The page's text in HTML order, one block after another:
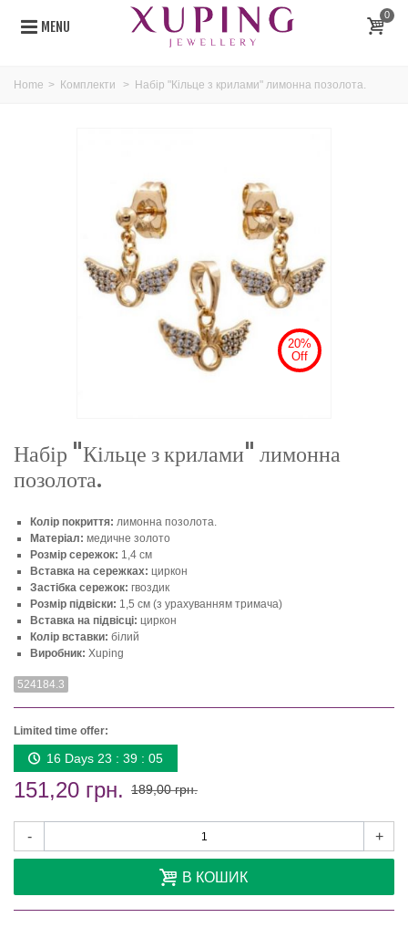
MENU
0
Home > Комплекти > Набір "Кільце з крилами" лимонна позолота.
20%
Off
Набір "Кільце з крилами" лимонна
позолота.
Колір покриття: лимонна позолота.
Матеріал: медичне золото
Розмір сережок: 1,4 см
Вставка на сережках: циркон
Застібка сережок: гвоздик
Розмір підвіски: 1,5 см (з урахуванням тримача)
Вставка на підвісці: циркон
Колір вставки: білий
Виробник: Xuping
524184.3
Limited time offer:
16 Days 23 : 39 : 05
151,20 грн. 189,00 грн.
- +
В КОШИК